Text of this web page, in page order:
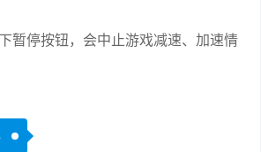
暂停按钮，会中止游戏减速、加速情